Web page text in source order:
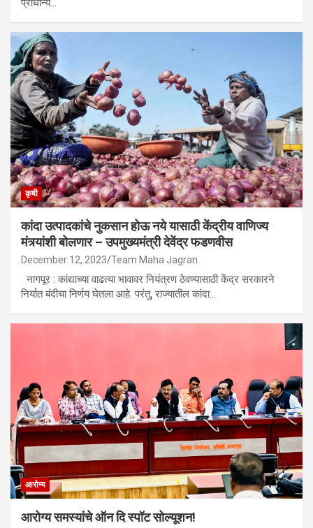
प्राधान्य…
कृषी
कांदा उत्पादकांचे नुकसान होऊ नये यासाठी केंद्रीय वाणिज्य
मंत्र्यांशी बोलणार – उपमुख्यमंत्री देवेंद्र फडणवीस
December 12, 2023 Team Maha Jagran
नागपूर : कांद्याच्या वाढत्या भावावर नियंत्रण ठेवण्यासाठी केंद्र सरकारने
निर्यात बंदीचा निर्णय घेतला आहे. परंतु, राज्यातील कांदा…
आरोग्य
आरोग्य समस्यांचे ऑन दि स्पॉट सोल्यूशन!